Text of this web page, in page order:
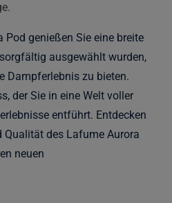
genießen Sie eine breite
ausgewählt wurden,
Dampferlebnis zu bieten.
der Sie in eine Welt voller
entführt. Entdecken
des Lafume Aurora
neuen